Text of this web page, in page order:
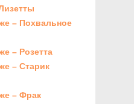
– Похвальное
– Розетта
– Старик
– Фрак